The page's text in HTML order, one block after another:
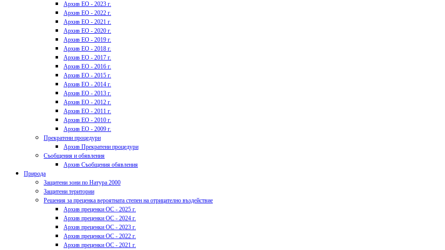
Архив ЕО - 2023 г.
Архив ЕО - 2022 г.
Архив ЕО - 2021 г.
Архив ЕО - 2020 г.
Архив ЕО - 2019 г.
Архив ЕО - 2018 г.
Архив ЕО - 2017 г.
Архив ЕО - 2016 г.
Архив ЕО - 2015 г.
Архив ЕО - 2014 г.
Архив ЕО - 2013 г.
Архив ЕО - 2012 г.
Архив ЕО - 2011 г.
Архив ЕО - 2010 г.
Архив ЕО - 2009 г.
Прекратени процедури
Архив Прекратени процедури
Съобщения и обявления
Архив Съобщения обявления
Природа
Защитени зони по Натура 2000
Защитени територии
Решения за преценка вероятната степен на отрицателно въздействие
Архив преценки ОС - 2025 г.
Архив преценки ОС - 2024 г.
Архив преценки ОС - 2023 г.
Архив преценки ОС - 2022 г.
Архив преценки ОС - 2021 г.